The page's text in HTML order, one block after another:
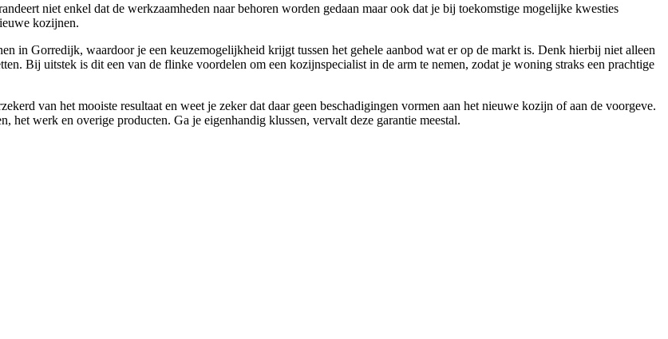
niet enkel dat de werkzaamheden naar behoren worden gedaan maar ook dat je bij toekomstige mogelijke kwesties
kozijnen.
in Gorredijk, waardoor je een keuzemogelijkheid krijgt tussen het gehele aanbod wat er op de markt is. Denk hierbij niet alleen
Bij uitstek is dit een van de flinke voordelen om een kozijnspecialist in de arm te nemen, zodat je woning straks een prachtige
van het mooiste resultaat en weet je zeker dat daar geen beschadigingen vormen aan het nieuwe kozijn of aan de voorgeve.
werk en overige producten. Ga je eigenhandig klussen, vervalt deze garantie meestal.